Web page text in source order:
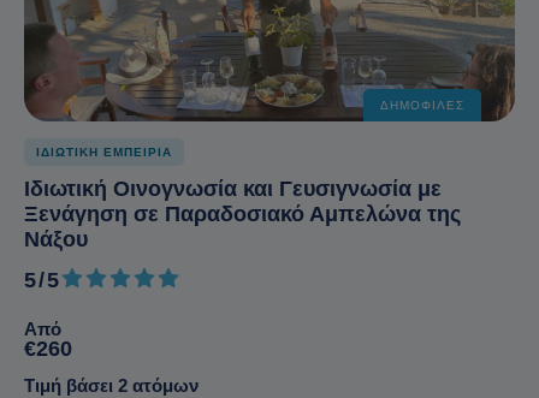
ΔΗΜΟΦΙΛΈΣ
ΙΔΙΩΤΙΚΗ ΕΜΠΕΙΡΙΑ
Ιδιωτική Οινογνωσία και Γευσιγνωσία με
Ξενάγηση σε Παραδοσιακό Αμπελώνα της
Νάξου
5/55 από 5
Από
€260
Τιμή βάσει 2 ατόμων